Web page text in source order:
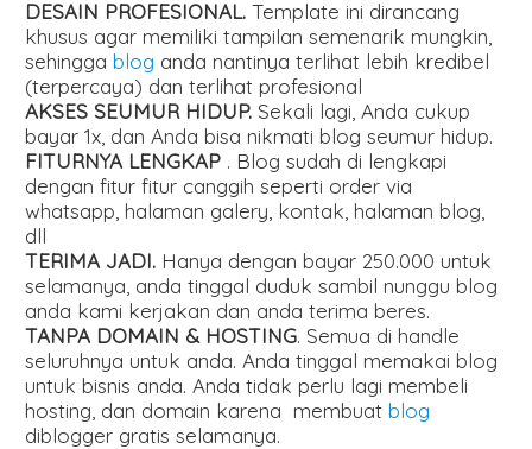
DESAIN PROFESIONAL. Template ini dirancang
khusus agar memiliki tampilan semenarik mungkin,
sehinggablog anda nantinya terlihat lebih kredibel
(terpercaya) dan terlihat profesional
AKSES SEUMUR HIDUP. Sekali lagi, Anda cukup
bayar 1x, dan Anda bisa nikmati blog seumur hidup.
FITURNYA LENGKAP . Blog sudah di lengkapi
dengan fitur fitur canggih seperti order via
whatsapp, halaman galery, kontak, halaman blog,
dll
TERIMA JADI. Hanya dengan bayar 250.000 untuk
selamanya, anda tinggal duduk sambil nunggu blog
anda kami kerjakan dan anda terima beres.
TANPA DOMAIN & HOSTING. Semua di handle
seluruhnya untuk anda. Anda tinggal memakai blog
untuk bisnis anda. Anda tidak perlu lagi membeli
hosting, dan domain karena membuatblog
diblogger gratis selamanya.